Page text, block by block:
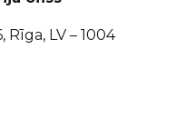
Rīga, LV – 1004